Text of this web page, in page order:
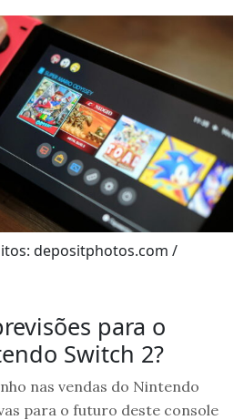
depositphotos.com /
para o
Switch 2?
nas vendas do Nintendo
para o futuro deste console